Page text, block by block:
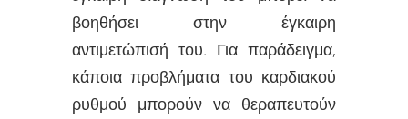
βοηθήσει στην έγκαιρη
αντιμετώπισή του. Για παράδειγμα,
κάποια προβλήματα του καρδιακού
ρυθμού μπορούν να θεραπευτούν